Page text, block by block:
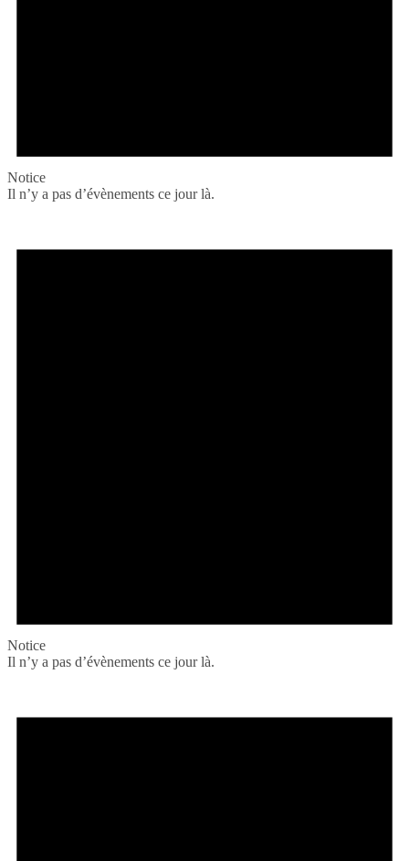
Notice
Il n’y a pas d’évènements ce jour là.
Notice
Il n’y a pas d’évènements ce jour là.